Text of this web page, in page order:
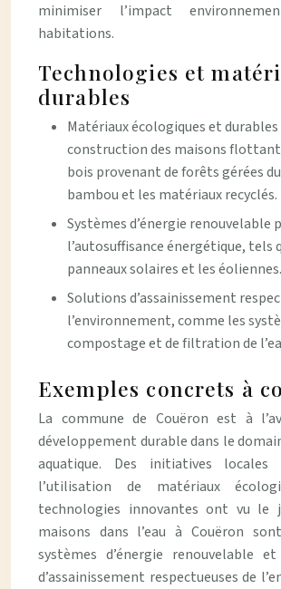
minimiser l’impact
habitations.
Technologies et
durables
Matériaux écologiques et
construction des maisons
bois provenant de forêts gérées
bambou et les matériaux recyclés.
Systèmes d’énergie renouvelable
l’autosuffisance énergétique, tels
panneaux solaires et les éoliennes.
Solutions d’assainissement
l’environnement, comme les
compostage et de filtration de
Exemples concrets à
La commune de Couëron est à
développement durable dans le
aquatique. Des initiatives locales
l’utilisation de matériaux
technologies innovantes ont vu le
maisons dans l’eau à Couëron
systèmes d’énergie renouvelable
d’assainissement respectueuses de